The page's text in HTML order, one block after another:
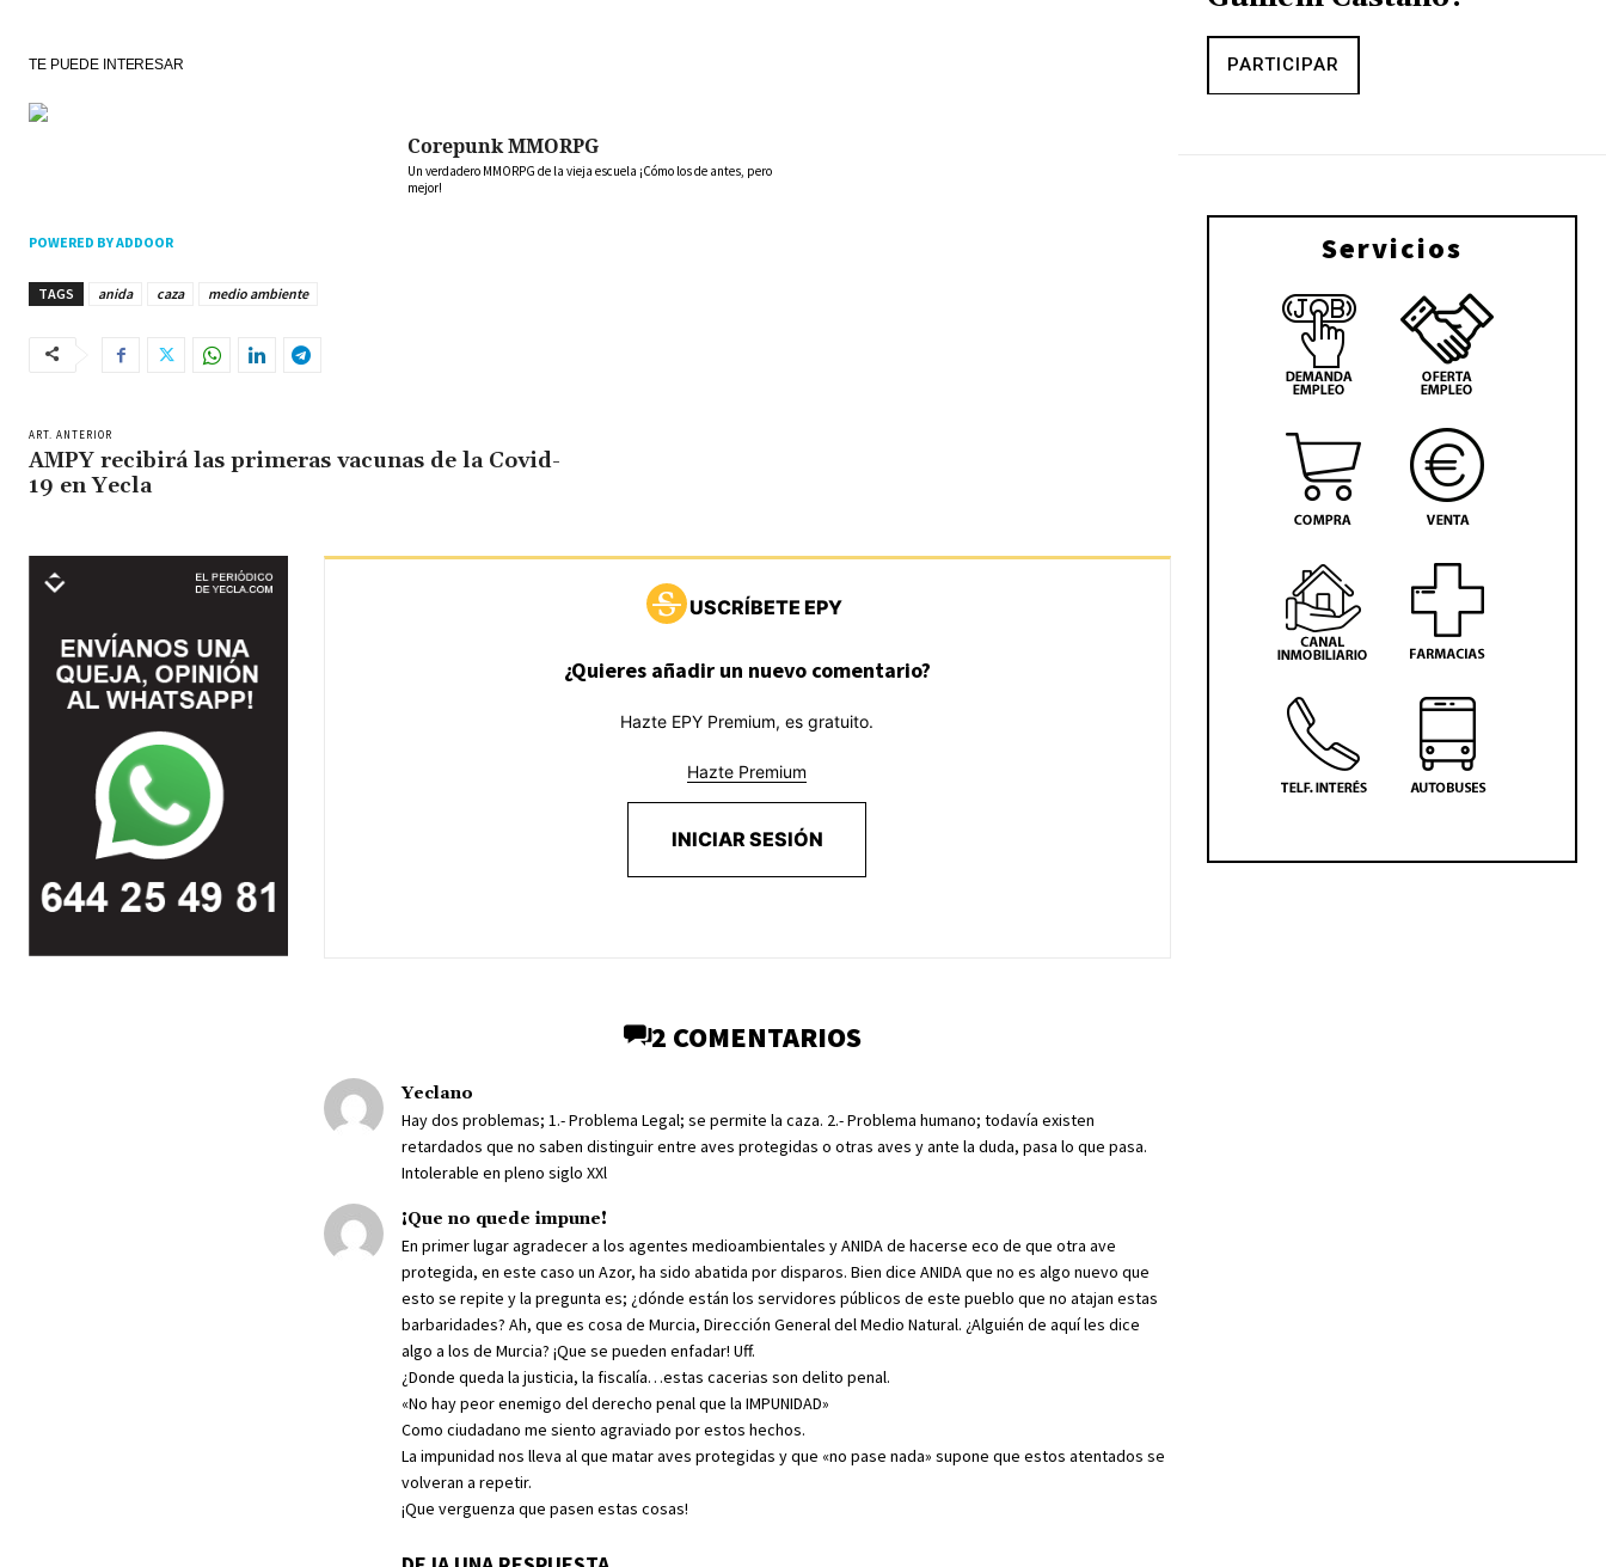
TE PUEDE INTERESAR
Corepunk MMORPG
Un verdadero MMORPG de la vieja escuela ¡Cómo los de antes, pero
mejor!
POWERED BY ADDOOR
TAGS anida caza medio ambiente
ART. ANTERIOR
AMPY recibirá las primeras vacunas de la Covid-
19 en Yecla
USCRÍBETE EPY
¿Quieres añadir un nuevo comentario?
Hazte EPY Premium, es gratuito.
Hazte Premium
INICIAR SESIÓN
2 COMENTARIOS
Yeclano
Hay dos problemas; 1.- Problema Legal; se permite la caza. 2.- Problema humano; todavía existen
retardados que no saben distinguir entre aves protegidas o otras aves y ante la duda, pasa lo que pasa.
Intolerable en pleno siglo XXl
¡Que no quede impune!
En primer lugar agradecer a los agentes medioambientales y ANIDA de hacerse eco de que otra ave
protegida, en este caso un Azor, ha sido abatida por disparos. Bien dice ANIDA que no es algo nuevo que
esto se repite y la pregunta es; ¿dónde están los servidores públicos de este pueblo que no atajan estas
barbaridades? Ah, que es cosa de Murcia, Dirección General del Medio Natural. ¿Alguién de aquí les dice
algo a los de Murcia? ¡Que se pueden enfadar! Uff.
¿Donde queda la justicia, la fiscalía…estas cacerias son delito penal.
«No hay peor enemigo del derecho penal que la IMPUNIDAD»
Como ciudadano me siento agraviado por estos hechos.
La impunidad nos lleva al que matar aves protegidas y que «no pase nada» supone que estos atentados se
volveran a repetir.
¡Que verguenza que pasen estas cosas!
PARTICIPAR
Servicios